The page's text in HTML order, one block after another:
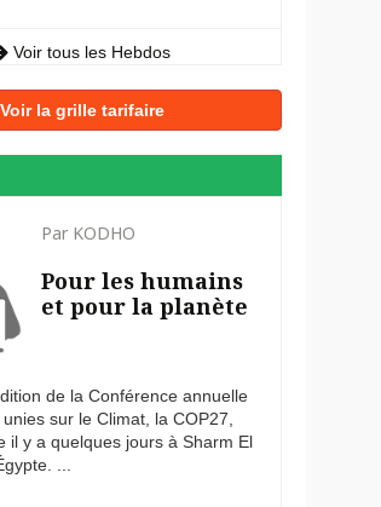
Voir tous les Hebdos
Voir la grille tarifaire
Par KODHO
Pour les humains
et pour la planète
de la Conférence annuelle
sur le Climat, la COP27,
il y a quelques jours à Sharm El
...